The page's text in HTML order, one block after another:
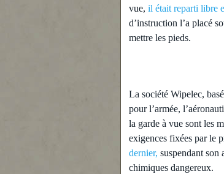
vue, il était reparti libre
d’instruction l’a placé
mettre les pieds.
La société Wipelec,
pour l’armée,
la garde à vue sont les
exigences fixées par le
dernier, suspendant
chimiques dangereux.